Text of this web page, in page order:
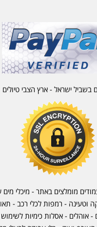
בשביל ישראל - ארץ הצבי טיולים
מומלצים באתר - מיכלי מים
וטעינה - רמפות לכלי רכב -
- אוהלים - אסלות כימיות